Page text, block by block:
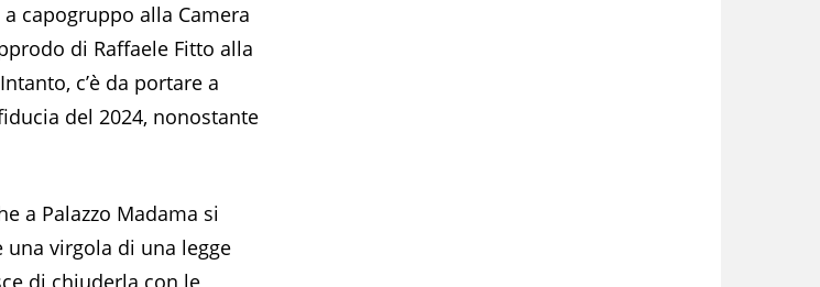
capogruppo alla Camera
di Raffaele Fitto alla
c’è da portare a
del 2024, nonostante
a Palazzo Madama si
virgola di una legge
di chiuderla con le